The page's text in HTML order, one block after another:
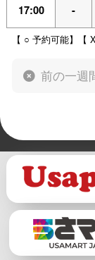
17:00 -
【 ○ 予約可能】【
前の一週